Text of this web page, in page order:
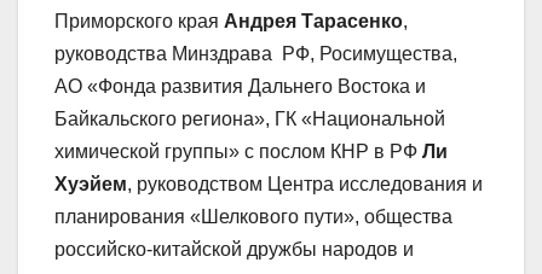
Приморского края Андрея Тарасенко,
руководства Минздрава РФ, Росимущества,
АО «Фонда развития Дальнего Востока и
Байкальского региона», ГК «Национальной
химической группы» с послом КНР в РФ Ли
Хуэйем, руководством Центра исследования и
планирования «Шелкового пути», общества
российско-китайской дружбы народов и